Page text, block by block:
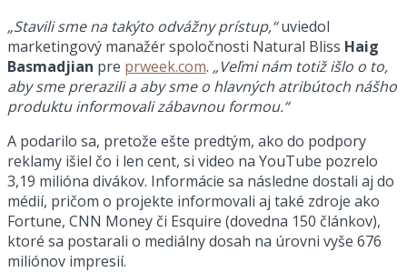
„Stavili sme na takýto odvážny prístup,“uviedol
marketingový manažér spoločnosti Natural Bliss Haig
Basmadjian pre prweek.com. „Veľmi nám totiž išlo o to,
aby sme prerazili a aby sme o hlavných atribútoch nášho
produktu informovali zábavnou formou.“
A podarilo sa, pretože ešte predtým, ako do podpory
reklamy išiel čo i len cent, si video na YouTube pozrelo
3,19 milióna divákov. Informácie sa následne dostali aj do
médií, pričom o projekte informovali aj také zdroje ako
Fortune, CNN Money či Esquire (dovedna 150 článkov),
ktoré sa postarali o mediálny dosah na úrovni vyše 676
miliónov impresií.